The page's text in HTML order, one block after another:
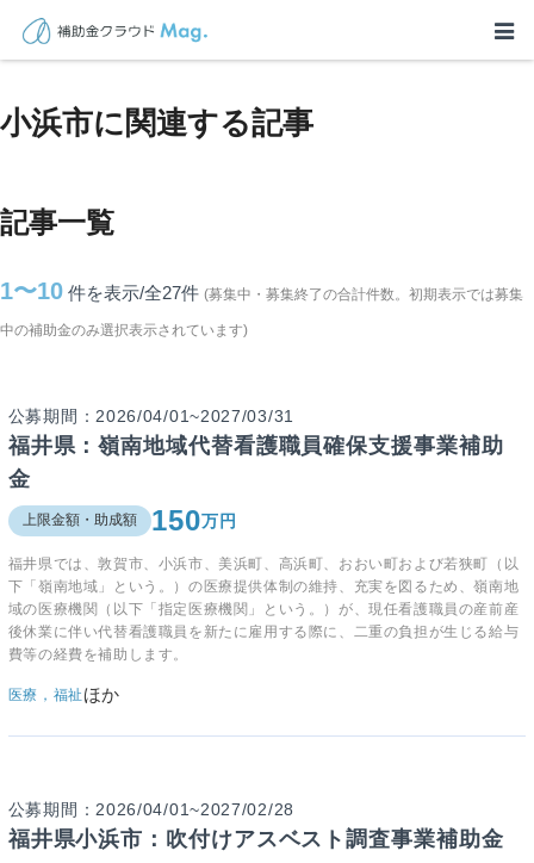
TOP > 補助金・助成金詳細>福井県
小浜市に関連する記事
記事一覧
1〜10 件を表示/全27件 (募集中・募集終了の合計件数。初期表示では募集
中の補助金のみ選択表示されています)
公募期間：2026/04/01~2027/03/31
福井県：嶺南地域代替看護職員確保支援事業補助
金
上限金額・助成額 150万円
福井県では、敦賀市、小浜市、美浜町、高浜町、おおい町および若狭町（以
下「嶺南地域」という。）の医療提供体制の維持、充実を図るため、嶺南地
域の医療機関（以下「指定医療機関」という。）が、現任看護職員の産前産
後休業に伴い代替看護職員を新たに雇用する際に、二重の負担が生じる給与
費等の経費を補助します。
医療，福祉ほか
公募期間：2026/04/01~2027/02/28
福井県小浜市：吹付けアスベスト調査事業補助金